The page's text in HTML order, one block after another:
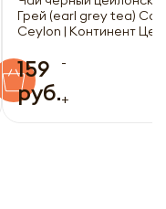
Грей (earl grey tea)
Ceylon | Континент
159
руб.
-
+